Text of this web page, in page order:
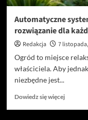
Automatyczne
rozwiązanie dla
Redakcja
7
Ogród to miejsce
właściciela. Aby
niezbędne jest...
Dowiedz się więcejDowiedz